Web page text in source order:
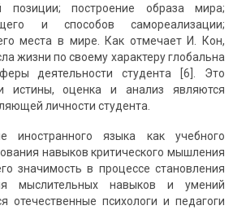
позиции; построение образа мира;
и способов самореализации;
места в мире. Как отмечает И. Кон,
жизни по своему характеру глобальна
деятельности студента [6]. Это
истины, оценка и анализ являются
личности студента.
иностранного языка как учебного
навыков критического мышления
значимость в процессе становления
мыслительных навыков и умений
отечественные психологи и педагоги